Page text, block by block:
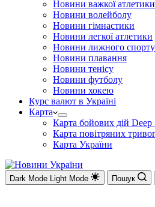
Новини важкої атлетики
Новини волейболу
Новини гімнастики
Новини легкої атлетики
Новини лижного спорту
Новини плавання
Новини тенісу
Новини футболу
Новини хокею
Курс валют в Україні
Карта
Карта бойових дій Deep
Карта повітряних
Карта України
Dark Mode Light Mode Пошук